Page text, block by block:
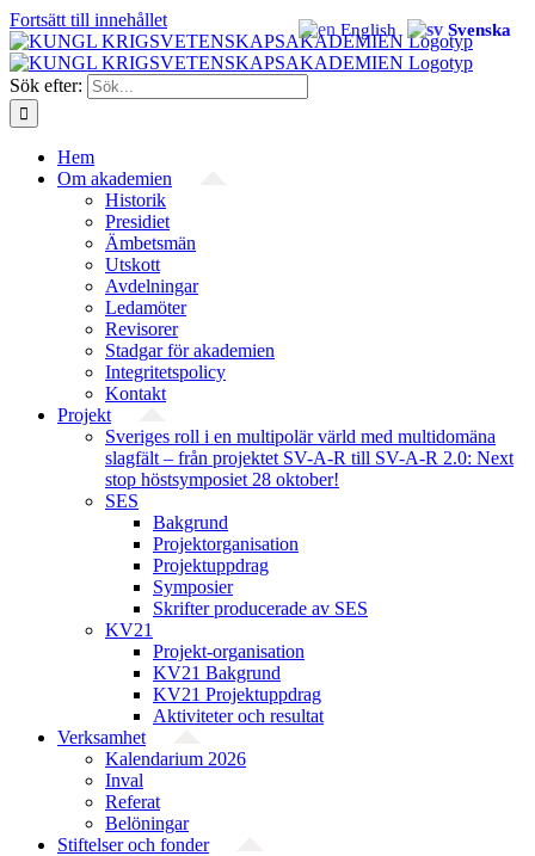
Fortsätt till innehållet
Sök efter:
Hem
Om akademien
Historik
Presidiet
Ämbetsmän
Utskott
Avdelningar
Ledamöter
Revisorer
Stadgar för akademien
Integritetspolicy
Kontakt
Projekt
Sveriges roll i en multipolär värld med multidomäna
slagfält – från projektet SV-A-R till SV-A-R 2.0: Next
stop höstsymposiet 28 oktober!
SES
Bakgrund
Projekt­organisation
Projektuppdrag
Symposier
Skrifter producerade av SES
KV21
Projekt-organisation
KV21 Bakgrund
KV21 Projektuppdrag
Aktiviteter och resultat
Verksamhet
Kalendarium 2026
Inval
Referat
Belöningar
Stiftelser och fonder
English Svenska